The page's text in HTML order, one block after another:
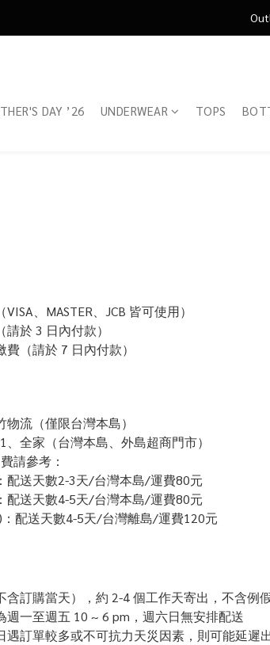
FATHER'S
DAY ’26 UNDERWEAR TOPS
、MASTER、JCB 皆可使用）
請於 3 日內付款）
費（請於 7 日內付款）
物流（僅限台灣本島）
、全家（台灣本島、外島超商門市）
請參考：
配送天數2-3天/台灣本島/運費80元
配送天數4-5天/台灣本島/運費80元
配送天數4-5天/台灣離島/運費120元
含訂購當天），約 2-4 個工作天寄出，不含例
週一至週五 10 ~ 6 pm，週六日無安排配送
遇訂單較多或不可抗力天災因素，則可能延遲